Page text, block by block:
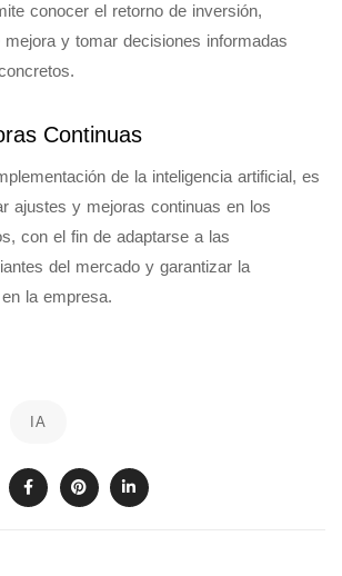
conocer el retorno de inversión,
mejora y tomar decisiones informadas
Continuas
de la inteligencia artificial, es
ajustes y mejoras continuas en los
con el fin de adaptarse a las
del mercado y garantizar la
la empresa.
IA